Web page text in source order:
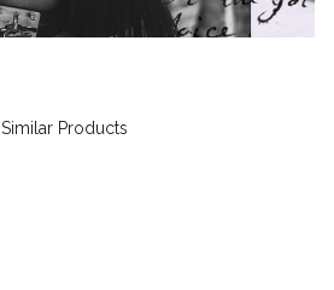
Similar Products